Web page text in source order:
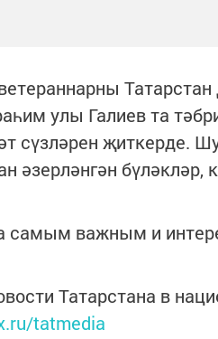
улы Галиев та
сүзләрен җиткерде.
әзерләнгән
самым важным и
Татарстана в
tatmedia